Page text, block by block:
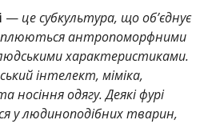
— це субкультура, що об’єднує
антропоморфними
характеристиками.
інтелект, міміка,
носіння одягу. Деякі фурі
у людиноподібних тварин,